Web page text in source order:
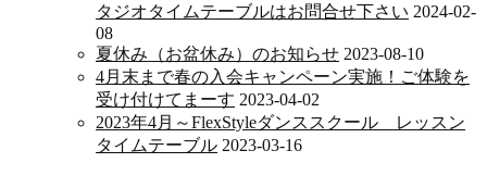
タジオタイムテーブルはお問合せ下さい 2024-02-
08
夏休み（お盆休み）のお知らせ 2023-08-10
4月末まで春の入会キャンペーン実施！ご体験を
受け付けてまーす 2023-04-02
2023年4月～FlexStyleダンススクール レッスン
タイムテーブル 2023-03-16